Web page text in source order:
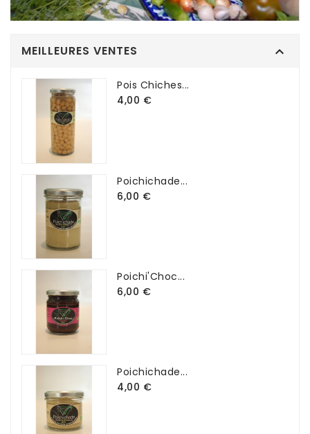
MEILLEURES VENTES 
Pois Chiches...
4,00 €
Poichichade...
6,00 €
Poichi'Choc...
6,00 €
Poichichade...
4,00 €